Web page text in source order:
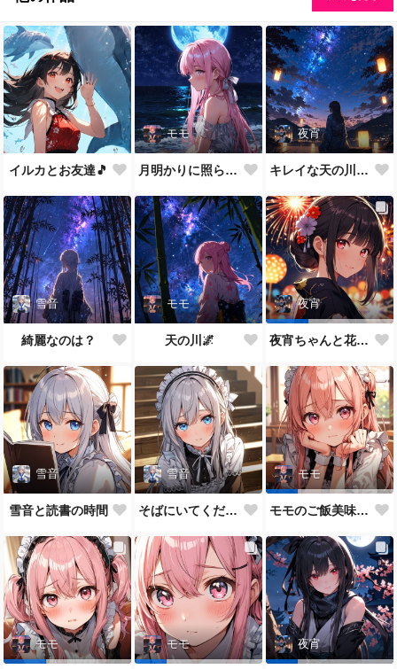
イルカとお友達🎵
モモ
月明かりに照らされて🎵
夜宵
キレイな天の川が一面に…
雪音
綺麗なのは？
モモ
天の川🌌
夜宵
夜宵ちゃんと花火大会
雪音
雪音と読書の時間
雪音
そばにいてください♥
モモ
モモのご飯美味しい？
モモ モモ 夜宵